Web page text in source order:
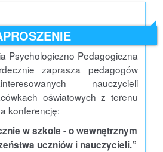
Psychologiczno Pedagogiczna
zaprasza pedagogów
nauczycieli
oświatowych z terenu
konferencję:
w szkole - o wewnętrznym
uczniów i nauczycieli.”